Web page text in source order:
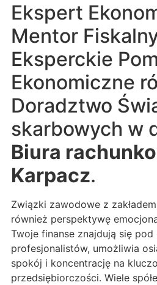
Ekspert
Mentor
Eksperckie
Ekonomiczne
Doradztwo
skarbowych w
Biura
Karpacz.
Związki zawodowe z
również perspektywę
Twoje finanse znajdują się pod
profesjonalistów, umożliwia
spokój i koncentrację na
przedsiębiorczości. Wiele